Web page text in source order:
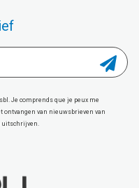
Je comprends que je peux me
ontvangen van nieuwsbrieven van
uitschrijven.